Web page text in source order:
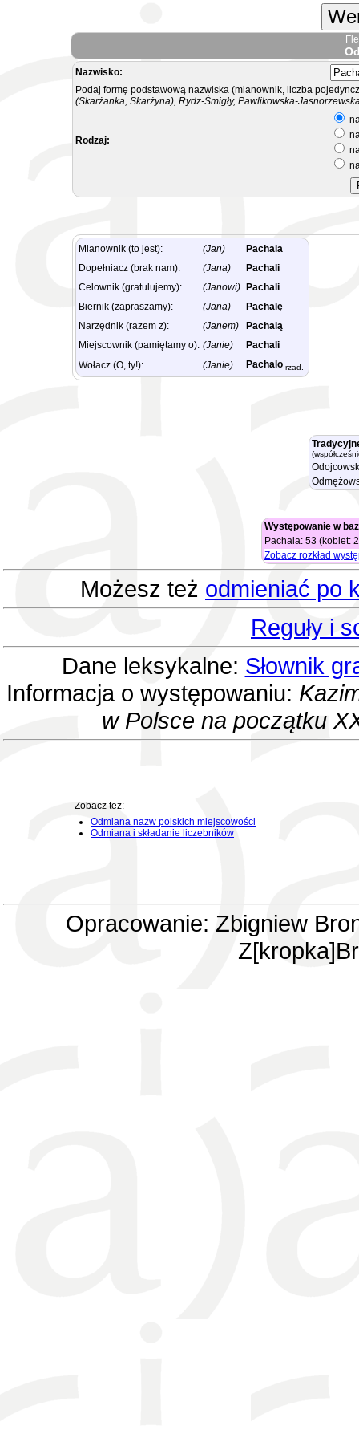
Nazwisko:
Podaj formę podstawową nazwiska (mianownik, liczba
(Skarżanka, Skarżyna), Rydz-Śmigły, Pawlikowska-
Rodzaj:
Mianownik (to jest): (Jan)
Pachala
Dopełniacz (brak nam):
(Jana)
Pachali
Celownik (gratulujemy):
(Janowi)
Pachali
Biernik (zapraszamy):
(Jana)
Pachalę
Narzędnik (razem z):
(Janem)
Pachalą
Miejscownik (pamiętamy o): (Janie)
Pachali
Wołacz (O, ty!):
(Janie) Pachalo rzad.
Występowanie w
Pachala: 53 (kobiet:
Zobacz rozkład
Możesz też odmieniać po
Reguły i
Dane leksykalne: Słownik
Informacja o występowaniu:
w Polsce na początku
Zobacz też:
Odmiana nazw polskich miejscowości
Odmiana i składanie liczebników
Opracowanie: Zbigniew